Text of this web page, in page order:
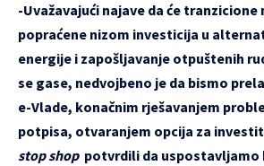
-Uvažavajući najave da će
popraćene nizom investicija u
energije i zapošljavanje otpuštenih
se gase, nedvojbeno je da bismo
e-Vlade, konačnim rješavanjem
potpisa, otvaranjem opcija za
stop shoppotvrdili da uspostavljamo